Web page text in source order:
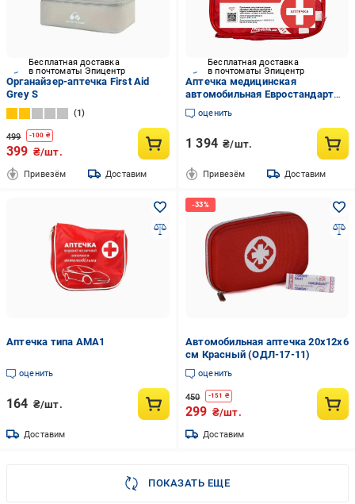
Бесплатная доставка
в почтоматы Эпицентр
Органайзер-аптечка First Aid
Grey S
1
499 -100 ₴
399 ₴/шт.
Привезём Доставим
Бесплатная доставка
в почтоматы Эпицентр
Аптечка медицинская
автомобильная Евростандарт
DIN 13164
оценить
1 394 ₴/шт.
Привезём Доставим
Аптечка типа АМА1
оценить
164 ₴/шт.
Доставим
Автомобильная аптечка 20х12х6
см Красный (ОДЛ-17-11)
оценить
450 -151 ₴
299 ₴/шт.
Доставим
ПОКАЗАТЬ ЕЩЕ